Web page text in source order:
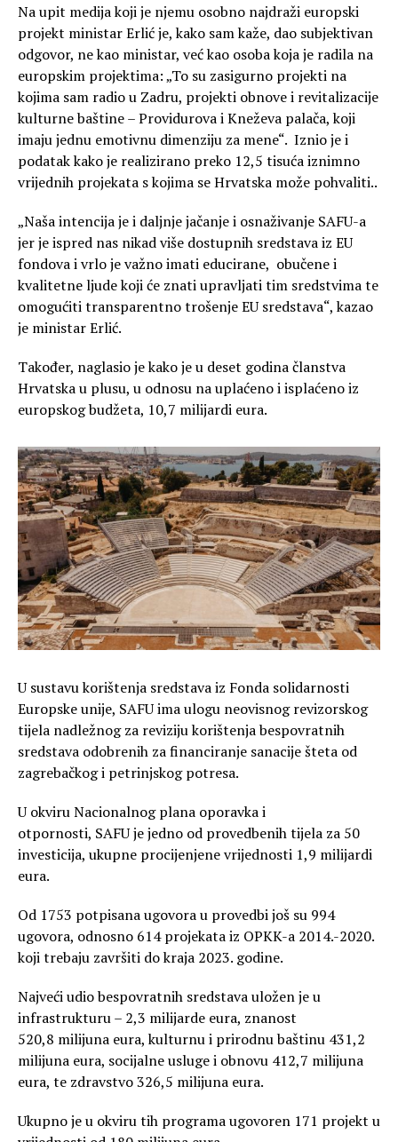
Na upit medija koji je njemu osobno najdraži europski
projekt ministar Erlić je, kako sam kaže, dao subjektivan
odgovor, ne kao ministar, već kao osoba koja je radila na
europskim projektima: „To su zasigurno projekti na
kojima sam radio u Zadru, projekti obnove i revitalizacije
kulturne baštine – Providurova i Kneževa palača, koji
imaju jednu emotivnu dimenziju za mene“. Iznio je i
podatak kako je realizirano preko 12,5 tisuća iznimno
vrijednih projekata s kojima se Hrvatska može pohvaliti..
„Naša intencija je i daljnje jačanje i osnaživanje SAFU-a
jer je ispred nas nikad više dostupnih sredstava iz EU
fondova i vrlo je važno imati educirane, obučene i
kvalitetne ljude koji će znati upravljati tim sredstvima te
omogućiti transparentno trošenje EU sredstava“, kazao
je ministar Erlić.
Također, naglasio je kako je u deset godina članstva
Hrvatska u plusu, u odnosu na uplaćeno i isplaćeno iz
europskog budžeta, 10,7 milijardi eura.
U sustavu korištenja sredstava iz Fonda solidarnosti
Europske unije, SAFU ima ulogu neovisnog revizorskog
tijela nadležnog za reviziju korištenja bespovratnih
sredstava odobrenih za financiranje sanacije šteta od
zagrebačkog i petrinjskog potresa.
U okviru Nacionalnog plana oporavka i
otpornosti, SAFU je jedno od provedbenih tijela za 50
investicija, ukupne procijenjene vrijednosti 1,9 milijardi
eura.
Od 1753 potpisana ugovora u provedbi još su 994
ugovora, odnosno 614 projekata iz OPKK-a 2014.-2020.
koji trebaju završiti do kraja 2023. godine.
Najveći udio bespovratnih sredstava uložen je u
infrastrukturu – 2,3 milijarde eura, znanost
520,8 milijuna eura, kulturnu i prirodnu baštinu 431,2
milijuna eura, socijalne usluge i obnovu 412,7 milijuna
eura, te zdravstvo 326,5 milijuna eura.
Ukupno je u okviru tih programa ugovoren 171 projekt u